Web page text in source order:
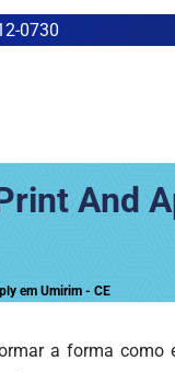
0730
And
em Umirim - CE
a forma